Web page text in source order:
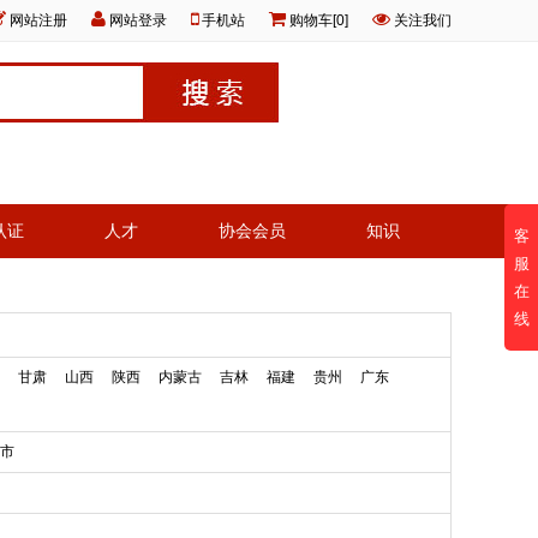
网站注册 网站登录 手机站 购物车[0] 关注我们
证 人才 协会会员 知识
甘肃 山西 陕西 内蒙古 吉林 福建 贵州 广东
客
服
在
线